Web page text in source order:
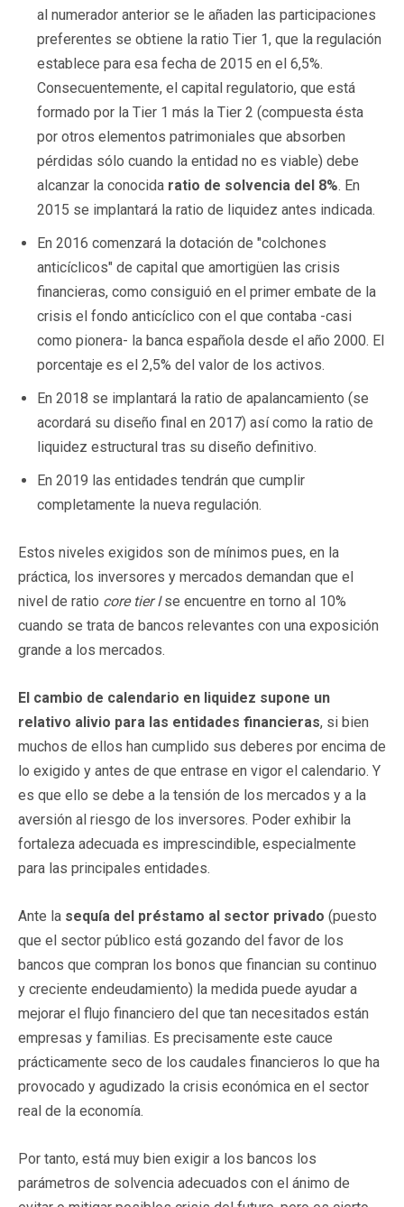
al numerador anterior se le añaden las participaciones
preferentes se obtiene la ratio Tier 1, que la regulación
establece para esa fecha de 2015 en el 6,5%.
Consecuentemente, el capital regulatorio, que está
formado por la Tier 1 más la Tier 2 (compuesta ésta
por otros elementos patrimoniales que absorben
pérdidas sólo cuando la entidad no es viable) debe
alcanzar la conocida ratio de solvencia del 8%. En
2015 se implantará la ratio de liquidez antes indicada.
En 2016 comenzará la dotación de "colchones
anticíclicos" de capital que amortigüen las crisis
financieras, como consiguió en el primer embate de la
crisis el fondo anticíclico con el que contaba -casi
como pionera- la banca española desde el año 2000. El
porcentaje es el 2,5% del valor de los activos.
En 2018 se implantará la ratio de apalancamiento (se
acordará su diseño final en 2017) así como la ratio de
liquidez estructural tras su diseño definitivo.
En 2019 las entidades tendrán que cumplir
completamente la nueva regulación.
Estos niveles exigidos son de mínimos pues, en la
práctica, los inversores y mercados demandan que el
nivel de ratio core tier Ise encuentre en torno al 10%
cuando se trata de bancos relevantes con una exposición
grande a los mercados.
El cambio de calendario en liquidez supone un
relativo alivio para las entidades financieras, si bien
muchos de ellos han cumplido sus deberes por encima de
lo exigido y antes de que entrase en vigor el calendario. Y
es que ello se debe a la tensión de los mercados y a la
aversión al riesgo de los inversores. Poder exhibir la
fortaleza adecuada es imprescindible, especialmente
para las principales entidades.
Ante la sequía del préstamo al sector privado (puesto
que el sector público está gozando del favor de los
bancos que compran los bonos que financian su continuo
y creciente endeudamiento) la medida puede ayudar a
mejorar el flujo financiero del que tan necesitados están
empresas y familias. Es precisamente este cauce
prácticamente seco de los caudales financieros lo que ha
provocado y agudizado la crisis económica en el sector
real de la economía.
Por tanto, está muy bien exigir a los bancos los
parámetros de solvencia adecuados con el ánimo de